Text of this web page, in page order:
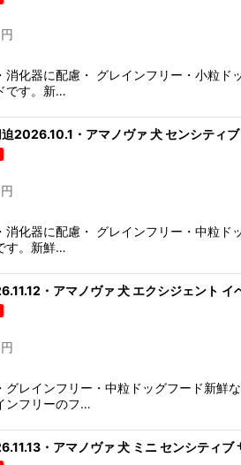
円
消化器に配慮・ グレインフリー・小粒
です。新…
2026.10.1・アマノヴァ 犬 センシテ
円
消化器に配慮・ グレインフリー・中粒
す。新鮮…
・アマノヴァ 犬 エクシジェント
円
グレインフリー・中粒ドッグフード新鮮
ンフリーのフ…
・アマノヴァ 犬 ミニ センシティ